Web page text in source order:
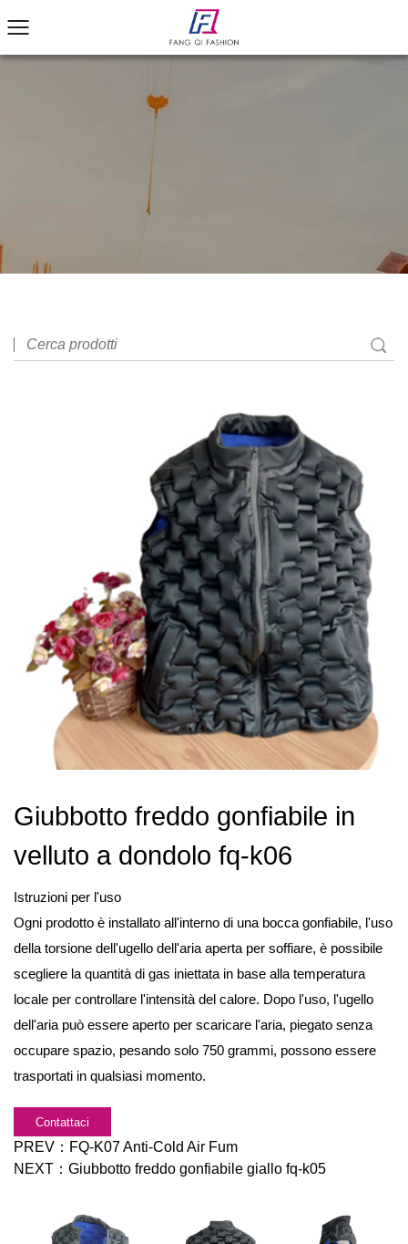
Giubbotto freddo gonfiabile in
velluto a dondolo fq-k06
Istruzioni per l'uso
Ogni prodotto è installato all'interno di una bocca gonfiabile, l'uso
della torsione dell'ugello dell'aria aperta per soffiare, è possibile
scegliere la quantità di gas iniettata in base alla temperatura
locale per controllare l'intensità del calore. Dopo l'uso, l'ugello
dell'aria può essere aperto per scaricare l'aria, piegato senza
occupare spazio, pesando solo 750 grammi, possono essere
trasportati in qualsiasi momento.
Contattaci
PREV： FQ-K07 Anti-Cold Air Fum
NEXT： Giubbotto freddo gonfiabile giallo fq-k05